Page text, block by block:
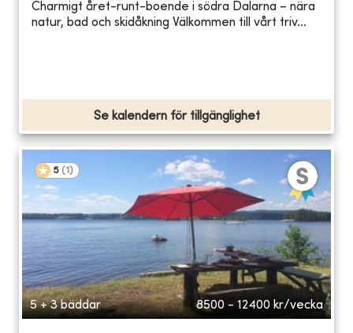
Charmigt året-runt-boende i södra Dalarna – nära
natur, bad och skidåkning Välkommen till vårt triv...
Se kalendern för tillgänglighet
5 (1 )
5 + 3 bäddar 8500 - 12400 kr/vecka